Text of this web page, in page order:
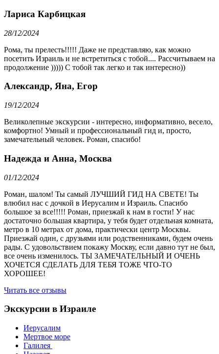
Лариса Карбицкая
28/12/2024
Рома, ты прелесть!!!!! Даже не представляю, как можно
посетить Израиль и не встретиться с тобой.... Рассчитываем на
продолжение ))))) С тобой так легко и так интересно))
Александр, Яна, Егор
19/12/2024
Великолепные экскурсии - интересно, информативно, весело,
комфортно! Умный и профессиональный гид и, просто,
замечательный человек. Роман, спасибо!
Надежда и Анна, Москва
01/12/2024
Роман, шалом! Ты самый ЛУЧШИЙ ГИД НА СВЕТЕ! Ты
влюбил нас с дочкой в Иерусалим и Израиль. Спасибо
большое за все!!!!! Роман, приезжай к нам в гости! У нас
достаточно большая квартира, у тебя будет отдельная комната,
метро в 10 метрах от дома, практически центр Москвы.
Приезжай один, с друзьями или родственниками, будем очень
рады. С удовольствием покажу Москву, если давно тут не был,
все очень изменилось. ТЫ ЗАМЕЧАТЕЛЬНЫЙ И ОЧЕНЬ
ХОЧЕТСЯ СДЕЛАТЬ ДЛЯ ТЕБЯ ТОЖЕ ЧТО-ТО
ХОРОШЕЕ!
Читать все отзывы
Экскурсии в Израиле
Иерусалим
Мертвое море
Галилея